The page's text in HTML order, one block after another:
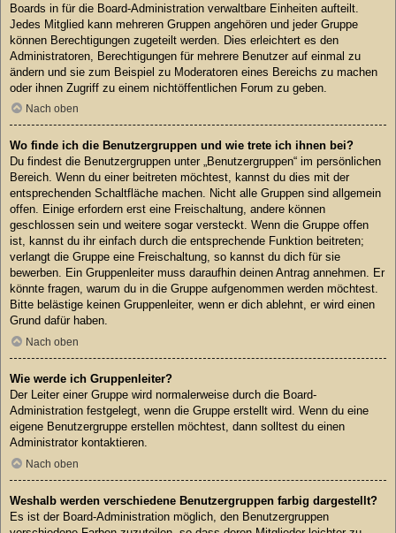
Boards in für die Board-Administration verwaltbare Einheiten aufteilt.
Jedes Mitglied kann mehreren Gruppen angehören und jeder Gruppe
können Berechtigungen zugeteilt werden. Dies erleichtert es den
Administratoren, Berechtigungen für mehrere Benutzer auf einmal zu
ändern und sie zum Beispiel zu Moderatoren eines Bereichs zu machen
oder ihnen Zugriff zu einem nichtöffentlichen Forum zu geben.
Nach oben
Wo finde ich die Benutzergruppen und wie trete ich ihnen bei?
Du findest die Benutzergruppen unter „Benutzergruppen“ im persönlichen
Bereich. Wenn du einer beitreten möchtest, kannst du dies mit der
entsprechenden Schaltfläche machen. Nicht alle Gruppen sind allgemein
offen. Einige erfordern erst eine Freischaltung, andere können
geschlossen sein und weitere sogar versteckt. Wenn die Gruppe offen
ist, kannst du ihr einfach durch die entsprechende Funktion beitreten;
verlangt die Gruppe eine Freischaltung, so kannst du dich für sie
bewerben. Ein Gruppenleiter muss daraufhin deinen Antrag annehmen. Er
könnte fragen, warum du in die Gruppe aufgenommen werden möchtest.
Bitte belästige keinen Gruppenleiter, wenn er dich ablehnt, er wird einen
Grund dafür haben.
Nach oben
Wie werde ich Gruppenleiter?
Der Leiter einer Gruppe wird normalerweise durch die Board-
Administration festgelegt, wenn die Gruppe erstellt wird. Wenn du eine
eigene Benutzergruppe erstellen möchtest, dann solltest du einen
Administrator kontaktieren.
Nach oben
Weshalb werden verschiedene Benutzergruppen farbig dargestellt?
Es ist der Board-Administration möglich, den Benutzergruppen